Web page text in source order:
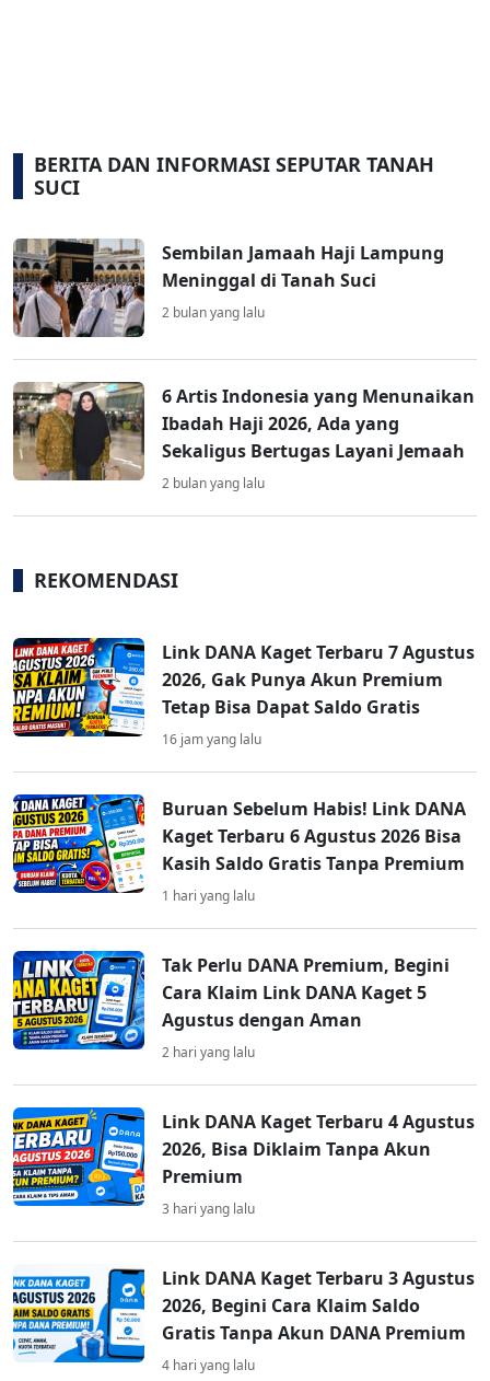
BERITA DAN INFORMASI SEPUTAR TANAH
SUCI
Sembilan Jamaah Haji Lampung
Meninggal di Tanah Suci
2 bulan yang lalu
6 Artis Indonesia yang Menunaikan
Ibadah Haji 2026, Ada yang
Sekaligus Bertugas Layani Jemaah
2 bulan yang lalu
REKOMENDASI
Link DANA Kaget Terbaru 7 Agustus
2026, Gak Punya Akun Premium
Tetap Bisa Dapat Saldo Gratis
16 jam yang lalu
Buruan Sebelum Habis! Link DANA
Kaget Terbaru 6 Agustus 2026 Bisa
Kasih Saldo Gratis Tanpa Premium
1 hari yang lalu
Tak Perlu DANA Premium, Begini
Cara Klaim Link DANA Kaget 5
Agustus dengan Aman
2 hari yang lalu
Link DANA Kaget Terbaru 4 Agustus
2026, Bisa Diklaim Tanpa Akun
Premium
3 hari yang lalu
Link DANA Kaget Terbaru 3 Agustus
2026, Begini Cara Klaim Saldo
Gratis Tanpa Akun DANA Premium
4 hari yang lalu